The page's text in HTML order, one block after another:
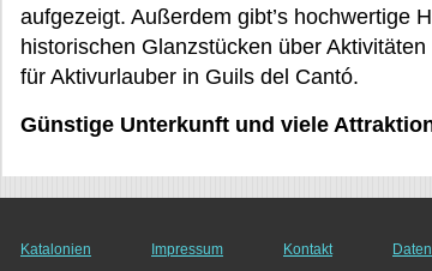
aufgezeigt. Außerdem gibt’s hochwertige
historischen Glanzstücken über
für Aktivurlauber in Guils del Cantó.
Günstige Unterkunft und viele
Katalonien Impressum Kontakt